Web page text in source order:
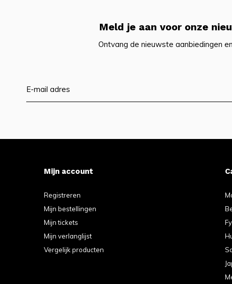
Meld je aan voor onze
Ontvang de nieuwste aanbiedingen
Mijn account
Registreren
Mijn bestellingen
Mijn tickets
Mijn verlanglijst
Vergelijk producten